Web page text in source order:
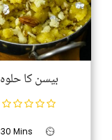
بیسن کا حلوہ
30 Mins